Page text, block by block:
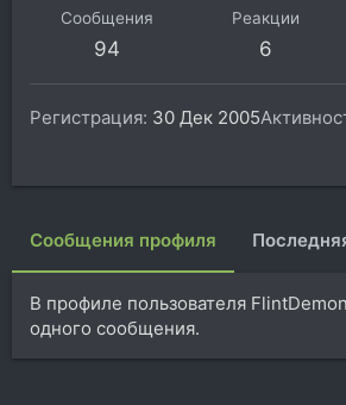
Сообщения
94
Реакции
6
Регистрация 30 Дек 2005
Сообщения профиля
В профиле пользователя
одного сообщения.